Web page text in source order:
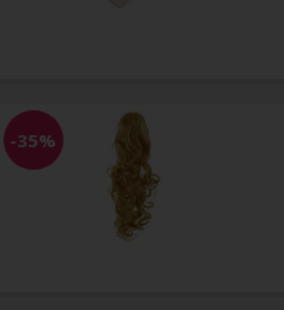
-35%